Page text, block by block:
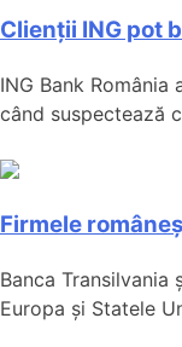
Clienții ING pot
ING Bank
când suspectează
Firmele
Banca
Europa și Statele